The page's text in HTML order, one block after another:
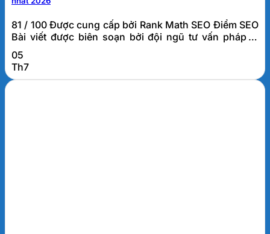
81 / 100 Được cung cấp bởi Rank Math SEO Điểm SEO
Bài viết được biên soạn bởi đội ngũ tư vấn pháp lý
doanh nghiệp FATO, đơn vị đã hỗ trợ thành lập và tư
vấn thuế cho hơn 1.000 doanh nghiệp tại Đà Nẵng và
khu vực miền Trung. Thủ tục thành lập doanh
nghiệp...
05
Th7